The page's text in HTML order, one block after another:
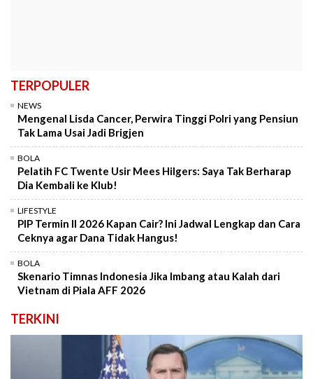
TERPOPULER
NEWS
Mengenal Lisda Cancer, Perwira Tinggi Polri yang Pensiun
Tak Lama Usai Jadi Brigjen
BOLA
Pelatih FC Twente Usir Mees Hilgers: Saya Tak Berharap
Dia Kembali ke Klub!
LIFESTYLE
PIP Termin II 2026 Kapan Cair? Ini Jadwal Lengkap dan Cara
Ceknya agar Dana Tidak Hangus!
BOLA
Skenario Timnas Indonesia Jika Imbang atau Kalah dari
Vietnam di Piala AFF 2026
TERKINI